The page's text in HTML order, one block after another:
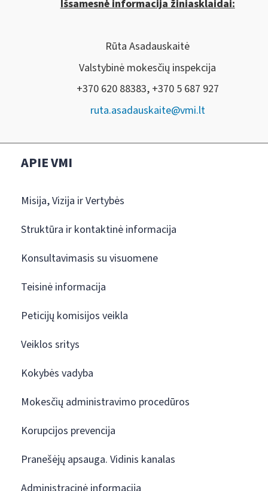
Išsamesnė informacija žiniasklaidai:
Rūta Asadauskaitė
Valstybinė mokesčių inspekcija
+370 620 88383, +370 5 687 927
ruta.asadauskaite@vmi.lt
APIE VMI
Misija, Vizija ir Vertybės
Struktūra ir kontaktinė informacija
Konsultavimasis su visuomene
Teisinė informacija
Peticijų komisijos veikla
Veiklos sritys
Kokybės vadyba
Mokesčių administravimo procedūros
Korupcijos prevencija
Pranešėjų apsauga. Vidinis kanalas